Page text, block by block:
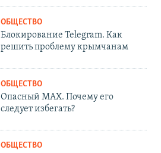
ОБЩЕСТВО
Блокирование Telegram. Как
решить проблему крымчанам
ОБЩЕСТВО
Опасный MAX. Почему его
следует избегать?
ОБЩЕСТВО